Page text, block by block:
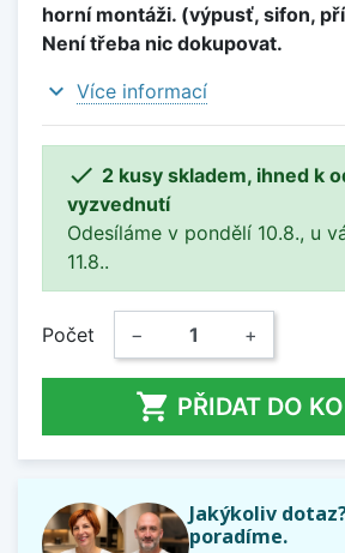
horní montáži. (výpusť, sifon,
Není třeba nic dokupovat.
expand_more Více informací
 2 kusy skladem, ihned k
vyzvednutí
Odesíláme v pondělí 10.8., u
11.8..
Počet − +
 PŘIDAT DO
Jakýkoliv
poradíme.